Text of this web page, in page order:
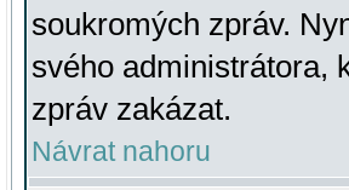
soukromých zpráv.
svého administrátora,
zpráv zakázat.
Návrat nahoru